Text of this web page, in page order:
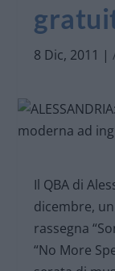
8 Dic, 2011 |
Il QBA di
dicembre,
rassegna
“No More